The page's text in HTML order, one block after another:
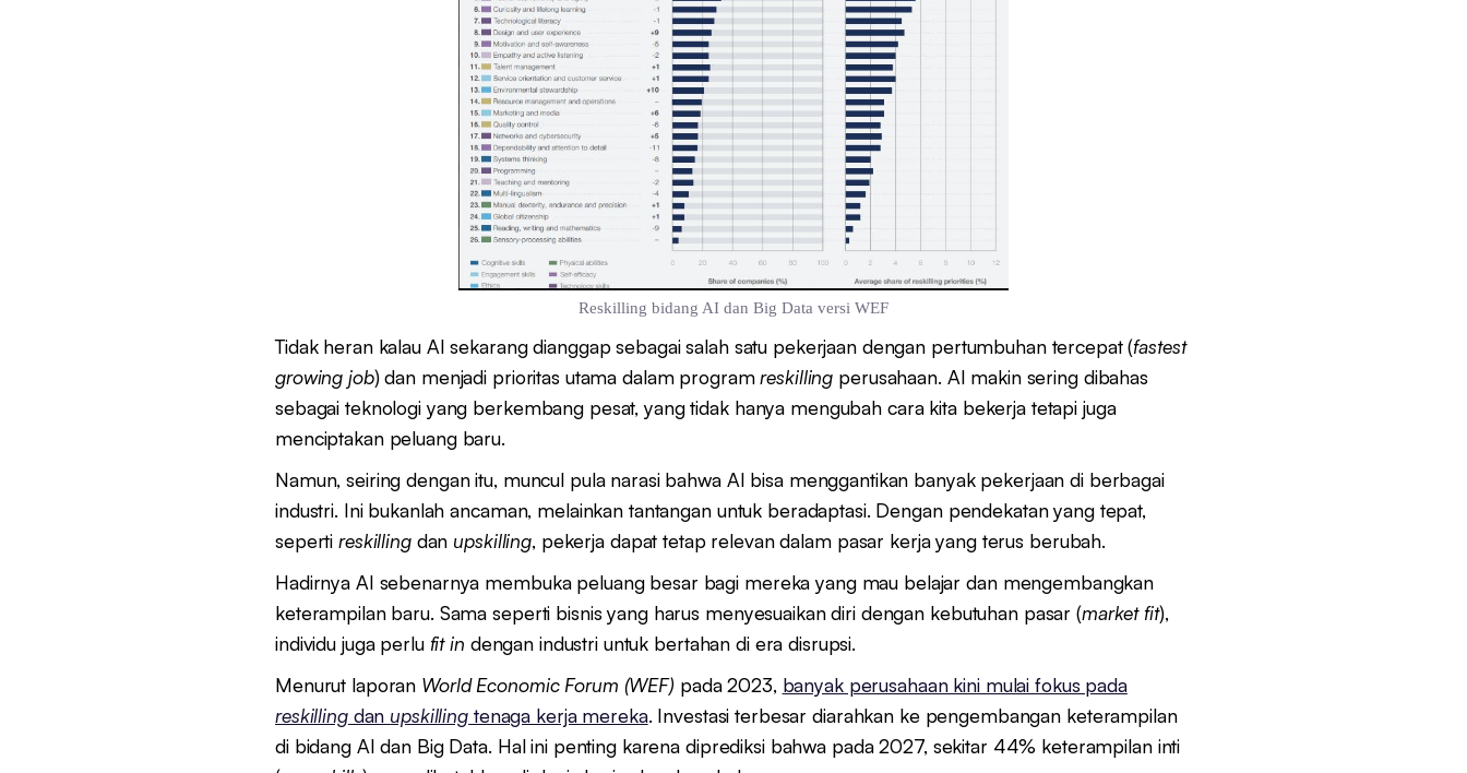
Reskilling bidang AI dan Big Data versi WEF
Tidak heran kalau AI sekarang dianggap sebagai salah satu pekerjaan dengan pertumbuhan tercepat (fastest
growing job) dan menjadi prioritas utama dalam programreskilling perusahaan. AI makin sering dibahas
sebagai teknologi yang berkembang pesat, yang tidak hanya mengubah cara kita bekerja tetapi juga
menciptakan peluang baru.
Namun, seiring dengan itu, muncul pula narasi bahwa AI bisa menggantikan banyak pekerjaan di berbagai
industri. Ini bukanlah ancaman, melainkan tantangan untuk beradaptasi. Dengan pendekatan yang tepat,
sepertireskillingdan upskilling, pekerja dapat tetap relevan dalam pasar kerja yang terus berubah.
Hadirnya AI sebenarnya membuka peluang besar bagi mereka yang mau belajar dan mengembangkan
keterampilan baru. Sama seperti bisnis yang harus menyesuaikan diri dengan kebutuhan pasar (market fit),
individu juga perlu fit in dengan industri untuk bertahan di era disrupsi.
Menurut laporan World Economic Forum (WEF) pada 2023, banyak perusahaan kini mulai fokus pada
reskillingdan upskilling tenaga kerja mereka. Investasi terbesar diarahkan ke pengembangan keterampilan
di bidang AI dan Big Data. Hal ini penting karena diprediksi bahwa pada 2027, sekitar 44% keterampilan inti